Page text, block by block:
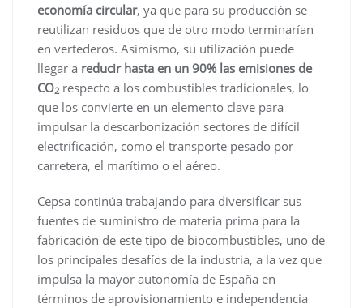
economía circular, ya que para su producción se
reutilizan residuos que de otro modo terminarían
en vertederos. Asimismo, su utilización puede
llegar a reducir hasta en un 90% las emisiones de
CO2 respecto a los combustibles tradicionales, lo
que los convierte en un elemento clave para
impulsar la descarbonización sectores de difícil
electrificación, como el transporte pesado por
carretera, el marítimo o el aéreo.
Cepsa continúa trabajando para diversificar sus
fuentes de suministro de materia prima para la
fabricación de este tipo de biocombustibles, uno de
los principales desafíos de la industria, a la vez que
impulsa la mayor autonomía de España en
términos de aprovisionamiento e independencia